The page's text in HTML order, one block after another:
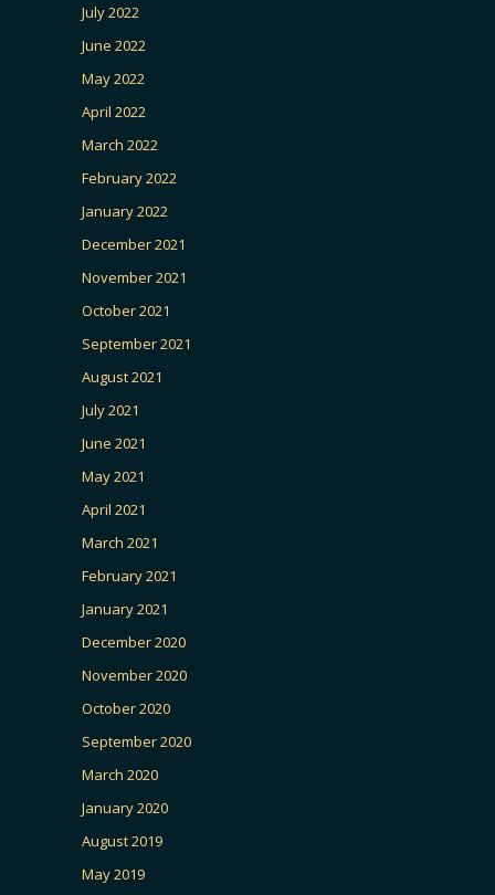
July 2022
June 2022
May 2022
April 2022
March 2022
February 2022
January 2022
December 2021
November 2021
October 2021
September 2021
August 2021
July 2021
June 2021
May 2021
April 2021
March 2021
February 2021
January 2021
December 2020
November 2020
October 2020
September 2020
March 2020
January 2020
August 2019
May 2019